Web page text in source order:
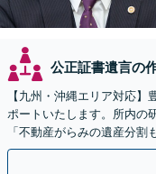
公正証書遺言の
【九州・沖縄エリア対応
ポートいたします。所内の
「不動産がらみの遺産分
策をおこないましょう【夜